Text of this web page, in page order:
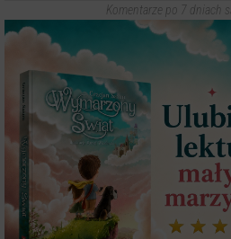
Komentarze po 7 dniach